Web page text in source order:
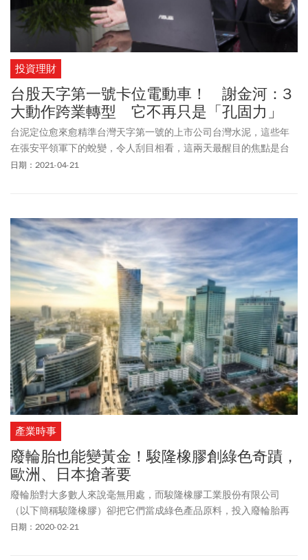
投資理財
台股天字第一號卡位電動車！ 謝金河：3
大動作跨業轉型 它不再只是「孔固力」
台泥定位愈來愈精準台灣天字第一號的上市公司台灣水泥，這些年
在張安平領軍下的蛻變，令人刮目相看，這兩天最醒目的焦點是台
泥斥資1.32億歐元，取得義大利在法國上市的公司Engie EPS
日期：2021-04-21
產業時事
廢輪胎也能變黃金！駿隆橡膠創綠色奇蹟，
歐洲、日本搶著要
廢輪胎對大多數人來說毫無用處，而駿隆橡膠工業股份有限公司
（以下簡稱駿隆橡膠）卻把它們當成綠色產品原料，投入廢輪胎再
製加工超過30年，透過貿協及網路尋找海外商機，把產製出來的綠
日期：2020-02-21